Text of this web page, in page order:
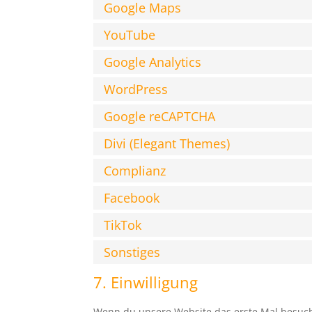
Google Maps
YouTube
Google Analytics
WordPress
Google reCAPTCHA
Divi (Elegant Themes)
Complianz
Facebook
TikTok
Sonstiges
7. Einwilligung